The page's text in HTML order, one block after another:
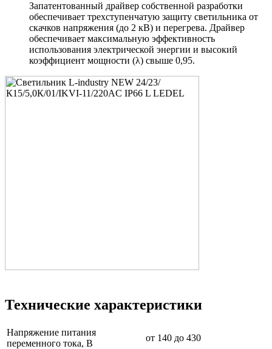
Запатентованный драйвер собственной разработки
обеспечивает трехступенчатую защиту светильника от
скачков напряжения (до 2 кВ) и перегрева. Драйвер
обеспечивает максимальную эффективность
использования электрической энергии и высокий
коэффициент мощности (λ) свыше 0,95.
Технические характеристики
Напряжение питания
переменного тока, В
от 140 до 430